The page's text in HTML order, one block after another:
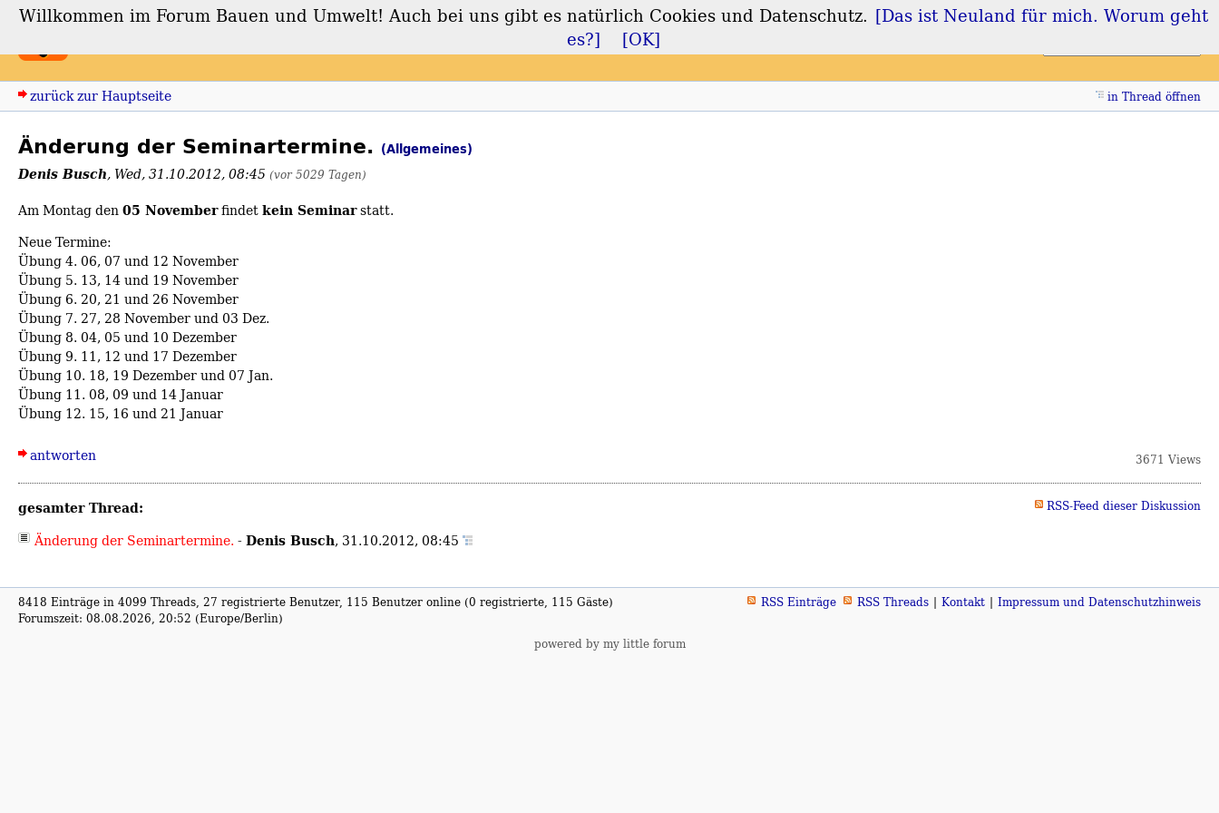
Forum Bauen und Umwelt Login Registrieren
zurück zur Hauptseite in Thread öffnen
Änderung der Seminartermine. (Allgemeines)
Denis Busch, Wed, 31.10.2012, 08:45 (vor 5029 Tagen)
Am Montag den05 Novemberfindetkein Seminarstatt.
Neue Termine:
Übung 4. 06, 07 und 12 November
Übung 5. 13, 14 und 19 November
Übung 6. 20, 21 und 26 November
Übung 7. 27, 28 November und 03 Dez.
Übung 8. 04, 05 und 10 Dezember
Übung 9. 11, 12 und 17 Dezember
Übung 10. 18, 19 Dezember und 07 Jan.
Übung 11. 08, 09 und 14 Januar
Übung 12. 15, 16 und 21 Januar
antworten 3671 Views
gesamter Thread: RSS-Feed dieser Diskussion
Änderung der Seminartermine. - Denis Busch, 31.10.2012, 08:45
8418 Einträge in 4099 Threads, 27 registrierte Benutzer, 115 Benutzer online (0 registrierte, 115 Gäste)
Forumszeit: 08.08.2026, 20:52 (Europe/Berlin)
RSS Einträge RSS Threads Kontakt Impressum und Datenschutzhinweis
powered by my little forum
Willkommen im Forum Bauen und Umwelt! Auch bei uns gibt es natürlich Cookies und Datenschutz. [Das ist Neuland für mich. Worum geht
es?]
[OK]